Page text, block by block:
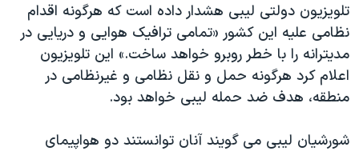
تلویزیون دولتی لیبی هشدار داده است که هرگونه اقدام
نظامی علیه این کشور «تمامی ترافیک هوایی و دریایی در
مدیترانه را با خطر روبرو خواهد ساخت.» این تلویزیون
اعلام کرد هرگونه حمل و نقل نظامی و غیرنظامی در
منطقه، هدف ضد حمله لیبی خواهد بود.
شورشیان لیبی می گویند آنان توانستند دو هواپیمای